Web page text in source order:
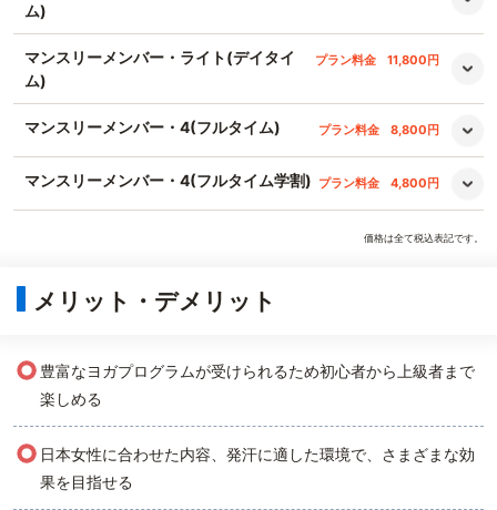
ム)
マンスリーメンバー・ライト(デイタイ
ム)
プラン料金 11,800円
マンスリーメンバー・4(フルタイム) プラン料金 8,800円
マンスリーメンバー・4(フルタイム学割) プラン料金 4,800円
価格は全て税込表記です。
メリット・デメリット
○ 豊富なヨガプログラムが受けられるため初心者から上級者まで
楽しめる
○ 日本女性に合わせた内容、発汗に適した環境で、さまざまな効
果を目指せる